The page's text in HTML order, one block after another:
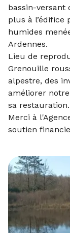
bassin-versant
plus à
humides
Ardennes.
Lieu de
Grenouille
alpestre, des
améliorer
sa restauration.
Merci à
soutien